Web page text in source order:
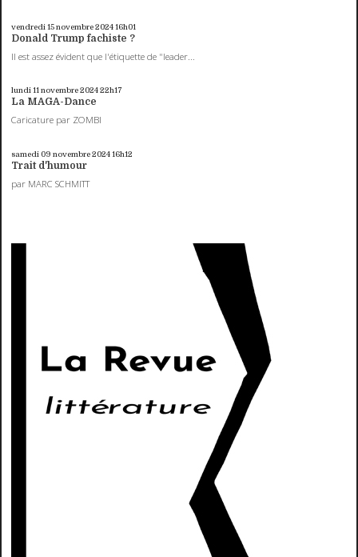
vendredi 15novembre 202416h01
Donald Trump fachiste ?
Il est assez évident que l'étiquette de "leader...
lundi 11novembre 202422h17
La MAGA-Dance
Caricature par ZOMBI
samedi 09 novembre 202416h12
Trait d'humour
par MARC SCHMITT